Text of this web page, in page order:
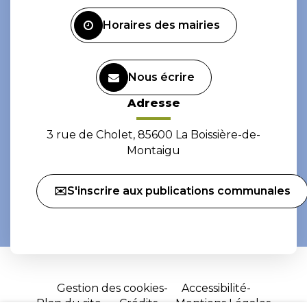
Horaires des mairies
Nous écrire
Adresse
3 rue de Cholet, 85600 La Boissière-de-
Montaigu
✉️S'inscrire aux publications communales
Gestion des cookies
Accessibilité
Plan du site
Crédits Mentions Légales